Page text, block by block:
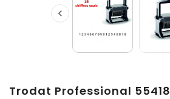

Trodat Professional 55418